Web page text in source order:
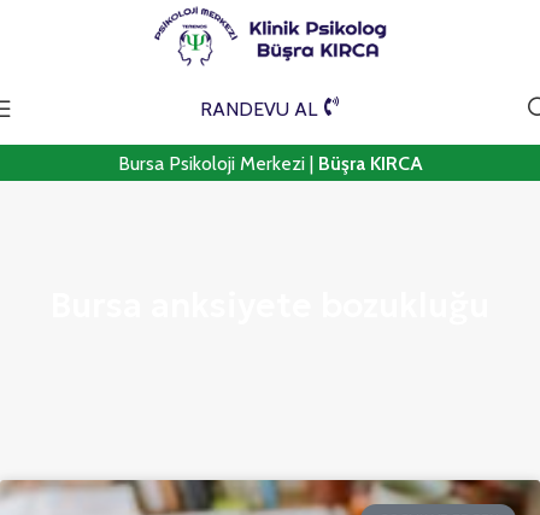
RANDEVU AL
Bursa Psikoloji Merkezi | Büşra KIRCA